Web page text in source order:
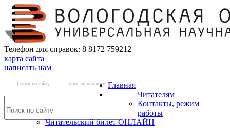
Телефон для справок: 8 8172 759212
карта сайта
написать нам
Поиск по сайту Поиск по каталогу Главная
Читателям
Контакты, режим
работы
Читательский билет ОНЛАЙН